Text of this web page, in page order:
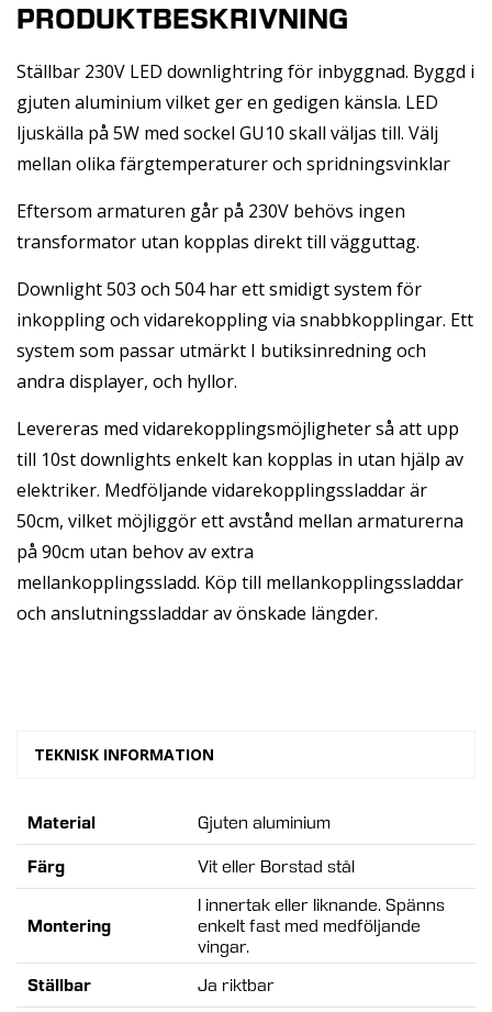
PRODUKTBESKRIVNING
Ställbar 230V LED downlightring för inbyggnad. Byggd i
gjuten aluminium vilket ger en gedigen känsla. LED
ljuskälla på 5W med sockel GU10 skall väljas till. Välj
mellan olika färgtemperaturer och spridningsvinklar
Eftersom armaturen går på 230V behövs ingen
transformator utan kopplas direkt till vägguttag.
Downlight 503 och 504 har ett smidigt system för
inkoppling och vidarekoppling via snabbkopplingar. Ett
system som passar utmärkt I butiksinredning och
andra displayer, och hyllor.
Levereras med vidarekopplingsmöjligheter så att upp
till 10st downlights enkelt kan kopplas in utan hjälp av
elektriker. Medföljande vidarekopplingssladdar är
50cm, vilket möjliggör ett avstånd mellan armaturerna
på 90cm utan behov av extra
mellankopplingssladd. Köp till mellankopplingssladdar
och anslutningssladdar av önskade längder.
TEKNISK INFORMATION
Mer
information:
Material Gjuten aluminium
Färg Vit eller Borstad stål
Montering
I innertak eller liknande. Spänns
enkelt fast med medföljande
vingar.
Ställbar Ja riktbar